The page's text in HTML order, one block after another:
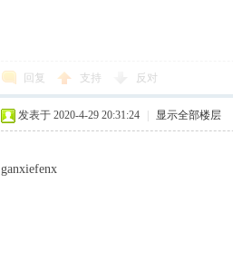
回复 支持 反对
发表于 2020-4-29 20:31:24 显示全部楼层
ganxiefenx